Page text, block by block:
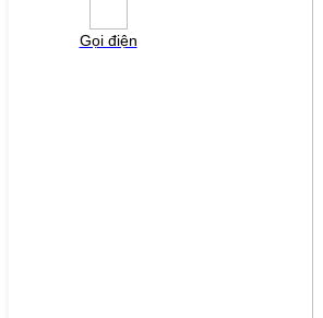
Gọi điện